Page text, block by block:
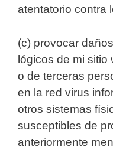
atentatorio contra
(c) provocar
lógicos de mi sitio
o de terceras
en la red virus
otros sistemas
susceptibles de
anteriormente